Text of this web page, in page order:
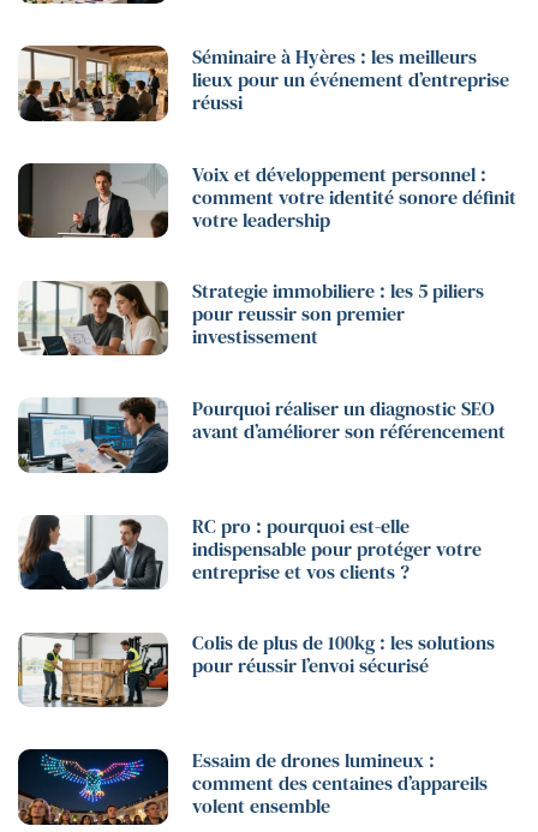
Séminaire à Hyères : les meilleurs
lieux pour un événement d’entreprise
réussi
Voix et développement personnel :
comment votre identité sonore définit
votre leadership
Strategie immobiliere : les 5 piliers
pour reussir son premier
investissement
Pourquoi réaliser un diagnostic SEO
avant d’améliorer son référencement
RC pro : pourquoi est-elle
indispensable pour protéger votre
entreprise et vos clients ?
Colis de plus de 100kg : les solutions
pour réussir l’envoi sécurisé
Essaim de drones lumineux :
comment des centaines d’appareils
volent ensemble